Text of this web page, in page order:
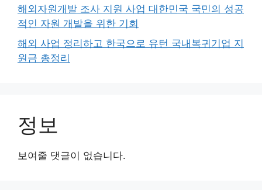
해외자원개발 조사 지원 사업 대한민국 국민의 성공
적인 자원 개발을 위한 기회
해외 사업 정리하고 한국으로 유턴 국내복귀기업 지
원금 총정리
정보
보여줄 댓글이 없습니다.